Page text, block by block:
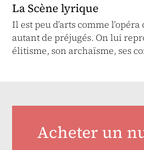
La Scène lyrique
Il est peu d’arts comme
autant de préjugés. On lui
élitisme, son archaïsme, ses
Acheter un